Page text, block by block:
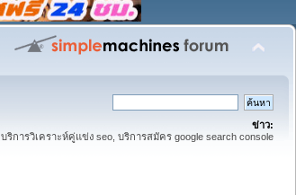
ข่าว:
บริการวิเคราะห์คู่แข่ง seo, บริการสมัคร google search console